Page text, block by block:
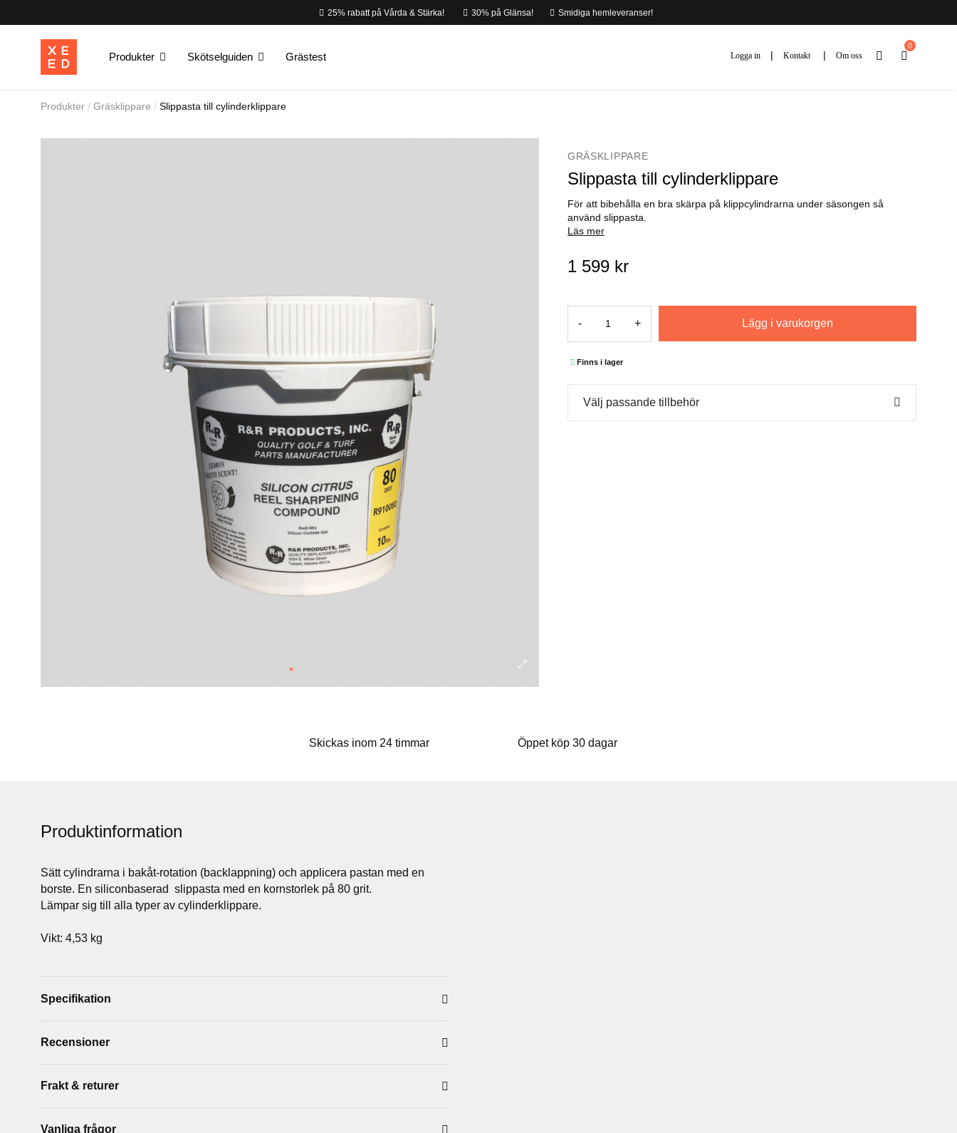
25% rabatt på Vårda & Stärka! 30% på Glänsa! Smidiga hemleveranser!
Produkter Skötselguiden Grästest Logga in Kontakt Om oss
0
Produkter Gräsklippare Slippasta till cylinderklippare
GRÄSKLIPPARE
Slippasta till cylinderklippare
För att bibehålla en bra skärpa på klippcylindrarna under säsongen så
använd slippasta.
Läs mer
1 599 kr
- + Lägg i varukorgen
Finns i lager
Välj passande tillbehör
Skickas inom 24 timmar Öppet köp 30 dagar
Produktinformation
Sätt cylindrarna i bakåt-rotation (backlappning) och applicera pastan med en
borste. En siliconbaserad slippasta med en kornstorlek på 80 grit.
Lämpar sig till alla typer av cylinderklippare.
Vikt: 4,53 kg
Specifikation
Recensioner
Frakt & returer
Vanliga frågor